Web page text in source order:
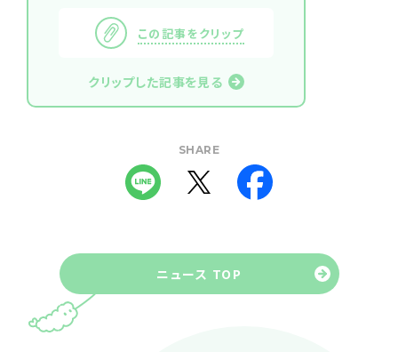
この記事をクリップ
クリップした記事を見る
SHARE
ニュース TOP